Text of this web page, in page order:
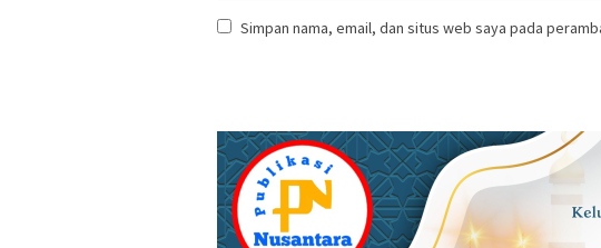
Simpan nama, email, dan situs web saya pada